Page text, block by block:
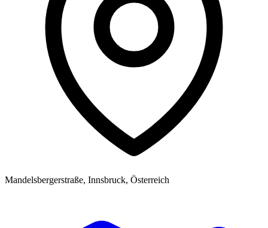
Mandelsbergerstraße, Innsbruck, Österreich